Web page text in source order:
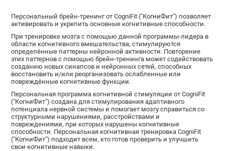
Персональный брейн-тренинг от CogniFit ("КогниФит") позволяет
активировать и укрепить основные когнитивные способности.
При тренировке мозга с помощью данной программы-лидера в
области когнитивного вмешательства, стимулируются
определённые паттерны нейронной активности. Повторение
этих паттернов с помощью брейн-тренинга может содействовать
созданию новых синапсов и нейронных сетей, способных
восстановить и/или реорганизовать ослабленные или
повреждённые когнитивные функции.
Персональная программа когнитивной стимуляции от CogniFit
("КогниФит") создана для стимулирования адаптивного
потенциала нервной системы и помогает мозгу справиться со
структурными нарушениями, расстройствами и
повреждениями, при которых нарушены когнитивные
способности. Персональная когнитивная тренировка CogniFit
("КогниФит") подходит всем, кто готов проверить и улучшить
свои когнитивные навыки.